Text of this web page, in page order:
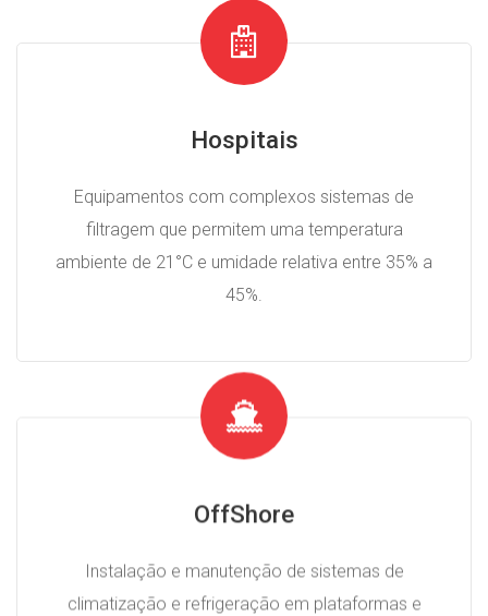
Hospitais
Equipamentos com complexos sistemas de
filtragem que permitem uma temperatura
ambiente de 21°C e umidade relativa entre 35% a
45%.
OffShore
Instalação e manutenção de sistemas de
climatização e refrigeração em plataformas e